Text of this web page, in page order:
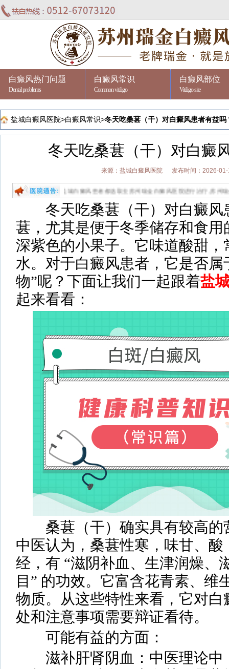
白癜风热门问题
Dental problems
白癜风常识
Common vitiligo
白癜风部位
Vitiligo site
盐城白癜风医院>白癜风常识>冬天吃桑葚（干）对白癜风患者有益吗
冬天吃桑葚（干）对白癜
来源：盐城白癜风医院 发布时间：2026-
风哪家好?盐城白癜风患者都选取去苏州瑞金白癜风医院进行治疗,苏州瑞金是江
冬天吃桑葚（干）对白癜风
葚，尤其是便于冬季储存和食
深紫色的小果子。它味道酸甜
水。对于白癜风患者，它是否属
物”呢？下面让我们一起跟着盐
起来看看：
桑葚（干）确实具有较高的
中医认为，桑葚性寒，味甘、酸
经，有 “滋阴补血、生津润燥、
目” 的功效。它富含花青素、维
物质。从这些特性来看，它对
处和注意事项需要辩证看待。
可能有益的方面：
滋补肝肾阴血：中医理论中